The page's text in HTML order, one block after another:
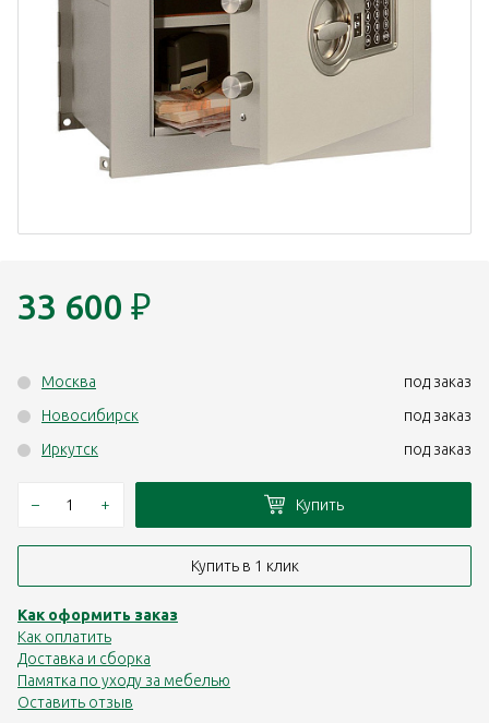
33 600 ₽
Москва
под заказ
Новосибирск
под заказ
Иркутск
под заказ
– + Купить
Купить в 1 клик
Как оформить заказ
Как оплатить
Доставка и сборка
Памятка по уходу за мебелью
Оставить отзыв